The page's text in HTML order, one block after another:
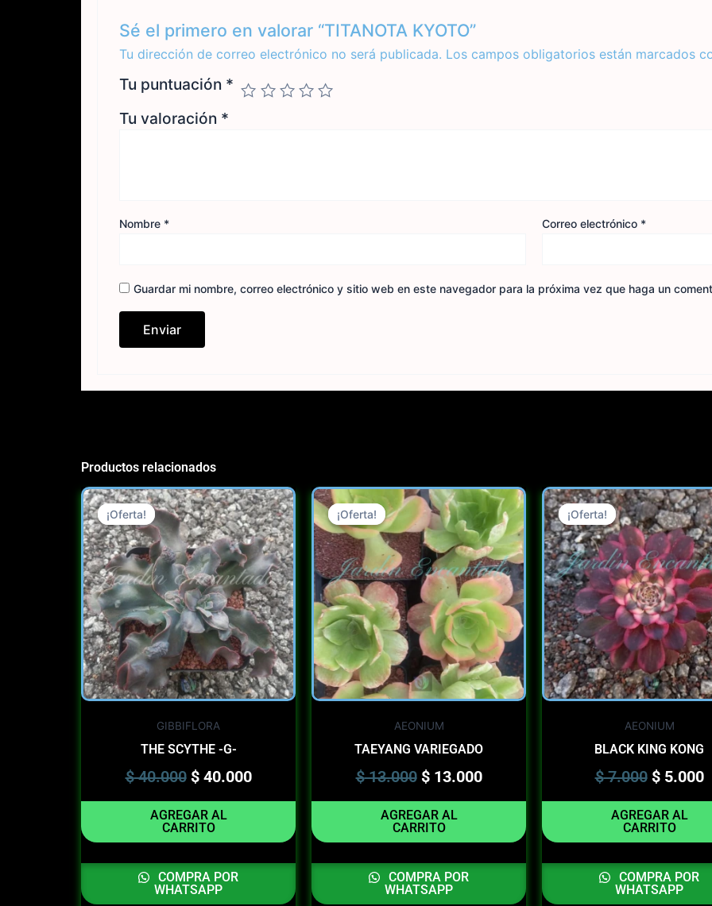
Sé el primero en valorar “TITANOTA KYOTO”
Tu dirección de correo electrónico no será publicada. Los campos obligatorios están marcados
Tu puntuación *
Tu valoración *
Nombre * Correo electrónico *
Guardar mi nombre, correo electrónico y sitio web en este navegador para la próxima vez que haga un
Productos relacionados
¡Oferta!
¡Oferta!
GIBBIFLORA
THE SCYTHE -G-
$40.000
Original
price
was:
$ 40.000.
$40.000
Current
price
is:
$ 40.000.
AGREGAR AL
CARRITO
COMPRA POR
WHATSAPP
¡Oferta!
¡Oferta!
AEONIUM
TAEYANG VARIEGADO
$13.000
Original
price
was:
$ 13.000.
$13.000
Current
price
is:
$ 13.000.
AGREGAR AL
CARRITO
COMPRA POR
WHATSAPP
¡Oferta!
¡Oferta!
AEONIUM
BLACK KING KONG
$7.000
Original
price
was:
$ 7.000.
$5.000
AGREGAR AL
CARRITO
COMPRA POR
WHATSAPP